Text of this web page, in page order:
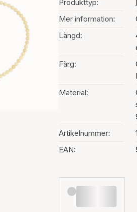
Produkttyp:
Mer information:
Längd:
Färg:
Material:
Artikelnummer:
EAN: